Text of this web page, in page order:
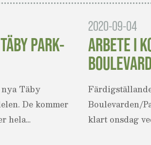
PARK-
Täby
De kommer
hela…
2020-09-04
ARBETE I
Boulevarden/
klart onsdag